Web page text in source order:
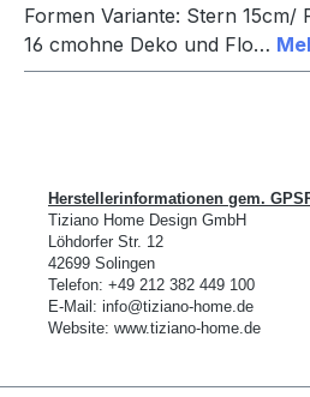
Formen Variante: Stern 15cm/
16 cmohne Deko und Flo…
Herstellerinformationen gem.
Tiziano Home Design GmbH
öhdorfer Str. 12
42699 Solingen
Telefon: +49 212 382 449 100
E-Mail: info@tiziano-home.de
Website: www.tiziano-home.de